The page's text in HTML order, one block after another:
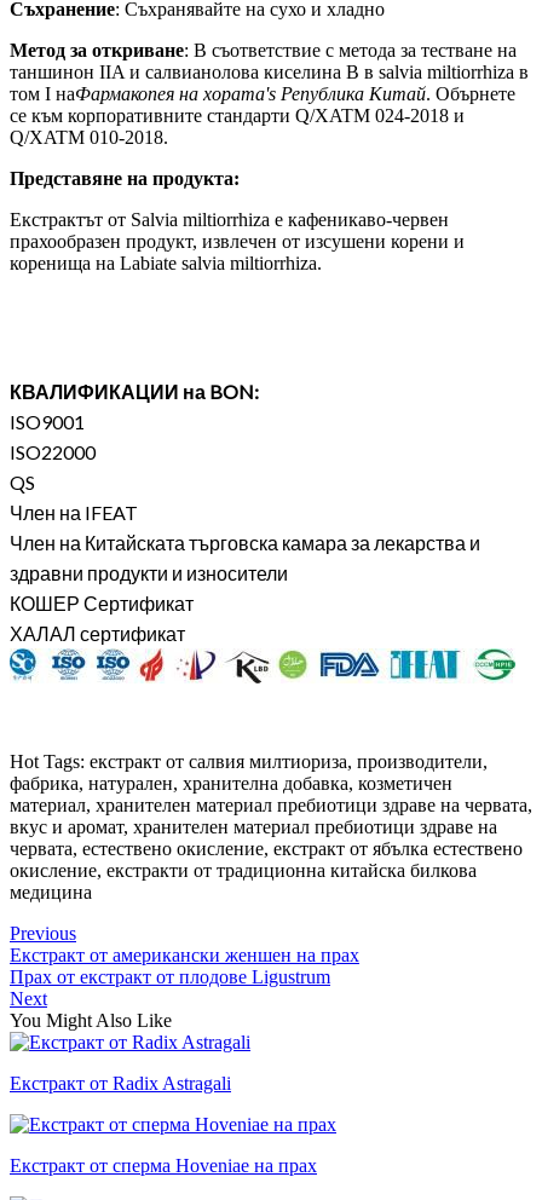
Съхранение: Съхранявайте на сухо и хладно
Метод за откриване: В съответствие с метода за тестване на
таншинон IIA и салвианолова киселина B в salvia miltiorrhiza в
том I наФармакопея на хората's Република Китай. Обърнете
се към корпоративните стандарти Q/XATM 024-2018 и
Q/XATM 010-2018.
Представяне на продукта:
Екстрактът от Salvia miltiorrhiza е кафеникаво-червен
прахообразен продукт, извлечен от изсушени корени и
коренища на Labiate salvia miltiorrhiza.
КВАЛИФИКАЦИИ на BON:
ISO9001
ISO22000
QS
Член на IFEAT
Член на Китайската търговска камара за лекарства и
здравни продукти и износители
КОШЕР Сертификат
ХАЛАЛ сертификат
Hot Tags: екстракт от салвия милтиориза, производители,
фабрика, натурален, хранителна добавка, козметичен
материал, хранителен материал пребиотици здраве на червата,
вкус и аромат, хранителен материал пребиотици здраве на
червата, естествено окисление, екстракт от ябълка естествено
окисление, екстракти от традиционна китайска билкова
медицина
Previous
Екстракт от американски женшен на прах
Прах от екстракт от плодове Ligustrum
Next
You Might Also Like
Екстракт от Radix Astragali
Екстракт от сперма Hoveniae на прах